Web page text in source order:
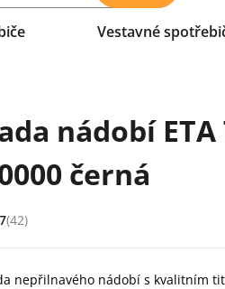
Vestavné
nádobí
černá
4.7 z 5 (42 recenzí)
(42)
nepřilnavého nádobí s kvalitním